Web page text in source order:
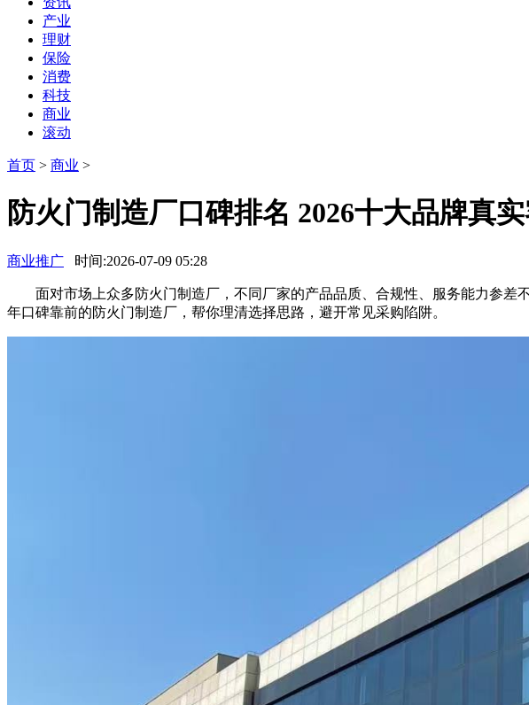
产业
理财
保险
消费
科技
商业
滚动
首页 > 商业 >
防火门制造厂口碑排名 2026十大品牌真
商业推广 时间:2026-07-09 05:28
面对市场上众多防火门制造厂，不同厂家的产品品质、合规性、服务能力参差
年口碑靠前的防火门制造厂，帮你理清选择思路，避开常见采购陷阱。